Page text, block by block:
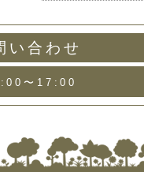
い合わせ
〜17:00